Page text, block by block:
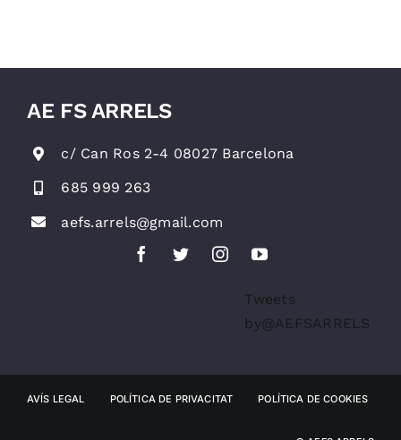
AE FS ARRELS
c/ Can Ros 2-4 08027 Barcelona
685 999 263
aefs.arrels@gmail.com
Tweets
by@AEFSARRELS
AVÍS LEGAL POLÍTICA DE PRIVACITAT POLÍTICA DE COOKIES